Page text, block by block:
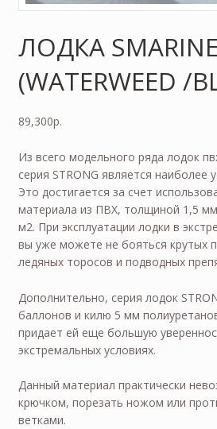
ЛОДКА
(WATERWEED /
89,300р.
Из всего модельного ряда лодок
серия STRONG является наиболее
Это достигается за счет
материала из ПВХ, толщиной 1,5
м2. При эксплуатации лодки в
вы уже можете не бояться крутых
ледяных торосов и подводных
Дополнительно, серия лодок
баллонов и килю 5 мм
придает ей еще большую
экстремальных условиях.
Данный материал практически
крючком, порезать ножом или
ветками.